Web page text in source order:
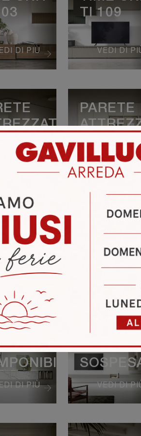
DI PIÙ VEDI DI
TI 109
DI PIÙ VEDI DI
PARETE
04C
DI PIÙ
PARETE
06D
DI PIÙ VEDI DI